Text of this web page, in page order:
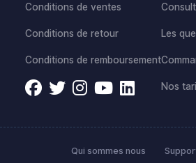
Conditions de ventes
Conditions de retour
Conditions de remboursement
Les
Nos
Qui sommes nous